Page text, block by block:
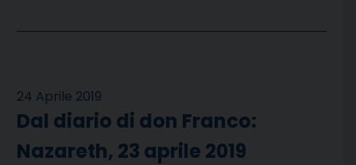
24 Aprile 2019
Dal diario di don Franco:
Nazareth, 23 aprile 2019